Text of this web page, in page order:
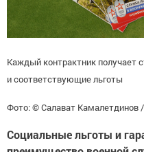
и соответствующие льготы
преимущество военной